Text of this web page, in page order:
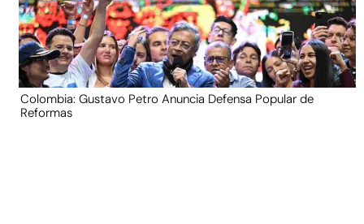
Colombia: Gustavo Petro Anuncia Defensa Popular de
Reformas